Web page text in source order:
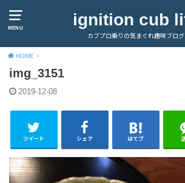
MENU ignition cub
カブプロ乗りの気まぐれ趣味ブログ
HOME
img_3151
2019-12-08
ツイート シェア はてブ